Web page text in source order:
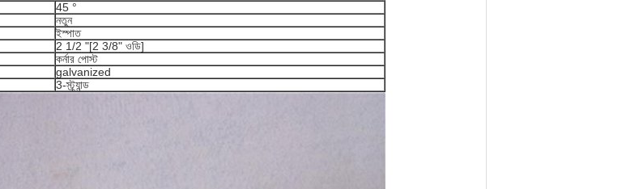
45 °
নতুন
ইস্পাত
2 1/2 "[2 3/8" ওডি]
কর্নার পোস্ট
galvanized
3-স্ট্র্যান্ড